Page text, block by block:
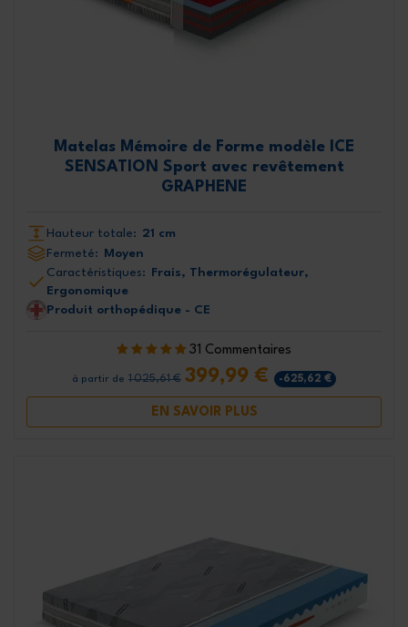
Matelas Mémoire de Forme modèle ICE
SENSATION Sport avec revêtement
GRAPHENE
Hauteur totale: 21 cm
Fermeté:
Moyen
Caractéristiques:
Frais, Thermorégulateur,
Ergonomique
Produit orthopédique - CE
31 Commentaires
à partir de 1 025,61 € 399,99 € -625,62 €
EN SAVOIR PLUS